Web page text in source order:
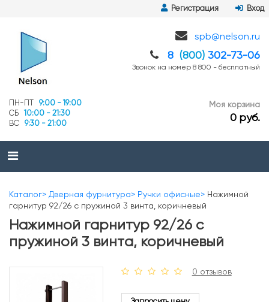
Регистрация Вход
spb@nelson.ru
8 (800) 302-73-06
Звонок на номер 8 800 - бесплатный
ПН-ПТ
9:00 - 19:00
СБ
10:00 - 21:30
ВС
9:30 - 21:00
Моя корзина
0 руб.
Каталог Дверная фурнитура Ручки офисные
Нажимной
гарнитур 92/26 с пружиной 3 винта, коричневый
Нажимной гарнитур 92/26 с
пружиной 3 винта, коричневый
0 отзывов